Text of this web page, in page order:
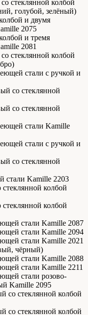
стеклянной колбой
голубой, зелёный)
и двумя
2075
и тремя
2081
стеклянной колбой
стали с ручкой и
со стеклянной
со стеклянной
стали Kamille
стали с ручкой и
со стеклянной
стали Kamille 2203
колбой
колбой
стали Kamille 2087
стали Kamille 2094
стали Kamille 2021
чёрный)
стали Kamille 2088
стали Kamille 2211
стали розово-
Kamille 2095
со стеклянной колбой
со стеклянной колбой